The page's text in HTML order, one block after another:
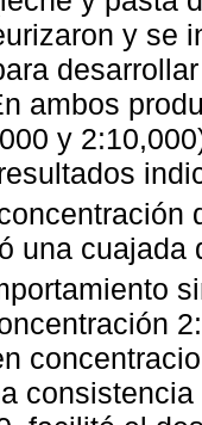
y se
ambos
y
una cuajada